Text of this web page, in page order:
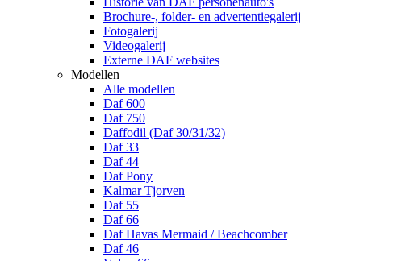
Brochure-, folder- en advertentiegalerij
Fotogalerij
Videogalerij
Externe DAF websites
Modellen
Alle modellen
Daf 600
Daf 750
Daffodil (Daf 30/31/32)
Daf 33
Daf 44
Daf Pony
Kalmar Tjorven
Daf 55
Daf 66
Daf Havas Mermaid / Beachcomber
Daf 46